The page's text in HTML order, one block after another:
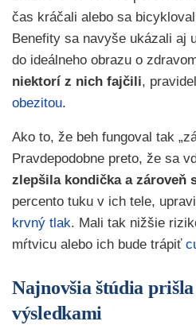
čas kráčali alebo sa
Benefity sa navyše ukázali aj
do ideálneho obrazu o
niektorí z nich fajčili,
obezitou.
Ako to, že beh fungoval tak
Pravdepodobne preto, že sa
zlepšila kondička a zároveň
percento tuku v ich tele,
krvný tlak. Mali tak nižšie
mŕtvicu alebo ich bude trápiť
Najnovšia štúdia prišla
výsledkami